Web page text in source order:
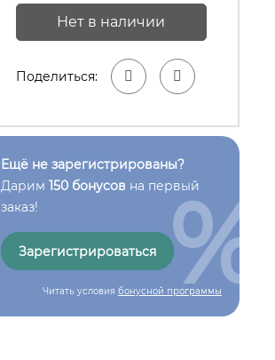
Нет в наличии
Поделиться:
Ещё не зарегистрированы?
Дарим 150 бонусов на первый
заказ!
Зарегистрироваться
Читать условия бонусной программы
%